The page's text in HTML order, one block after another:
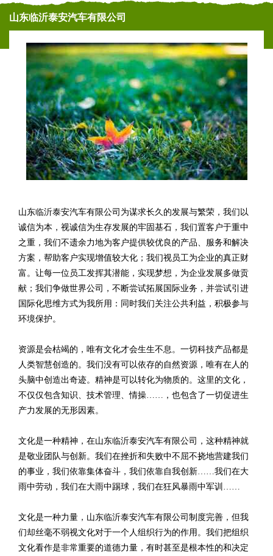
山东临沂泰安汽车有限公司
山东临沂泰安汽车有限公司为谋求长久的发展与繁荣，我们以
诚信为本，视诚信为生存发展的牢固基石，我们置客户于重中
之重，我们不遗余力地为客户提供较优良的产品、服务和解决
方案，帮助客户实现增值较大化；我们视员工为企业的真正财
富。让每一位员工发挥其潜能，实现梦想，为企业发展多做贡
献；我们争做世界公司，不断尝试拓展国际业务，并尝试引进
国际化思维方式为我所用：同时我们关注公共利益，积极参与
环境保护。
资源是会枯竭的，唯有文化才会生生不息。一切科技产品都是
人类智慧创造的。我们没有可以依存的自然资源，唯有在人的
头脑中创造出奇迹。精神是可以转化为物质的。这里的文化，
不仅仅包含知识、技术管理、情操……，也包含了一切促进生
产力发展的无形因素。
文化是一种精神，在山东临沂泰安汽车有限公司，这种精神就
是敬业团队与创新。我们在挫折和失败中不屈不挠地营建我们
的事业，我们依靠集体奋斗，我们依靠自我创新……我们在大
雨中劳动，我们在大雨中踢球，我们在狂风暴雨中军训……
文化是一种力量，山东临沂泰安汽车有限公司制度完善，但我
们却丝毫不弱视文化对于一个人组织行为的作用。我们把组织
文化看作是非常重要的道德力量，有时甚至是根本性的和决定